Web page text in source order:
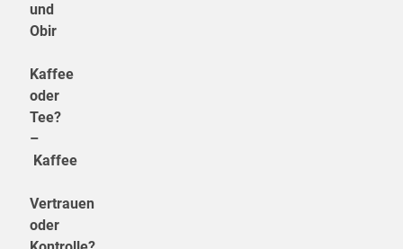
und
Obir
Kaffee
oder
Tee?
–
Kaffee
Vertrauen
oder